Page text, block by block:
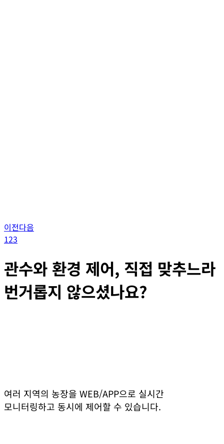
이전다음
123
관수와 환경 제어, 직접 맞추느라
번거롭지 않으셨나요?
여러 지역의 농장을 WEB/APP으로 실시간
모니터링하고 동시에 제어할 수 있습니다.